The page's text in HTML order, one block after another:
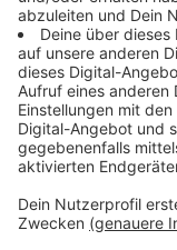
Markt. Heute
Streetfood,
Holzschmuck. Im
Winter-Editionen
Feierabendmarkt
Anzeige